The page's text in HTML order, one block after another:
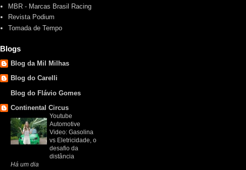
MBR - Marcas Brasil Racing
Revista Podium
Tomada de Tempo
Blogs
Blog da Mil Milhas
Blog do Carelli
Blog do Flávio Gomes
Continental Circus
Youtube
Automotive
Video: Gasolina
vs Eletricidade, o
desafio da
distância
Há um dia